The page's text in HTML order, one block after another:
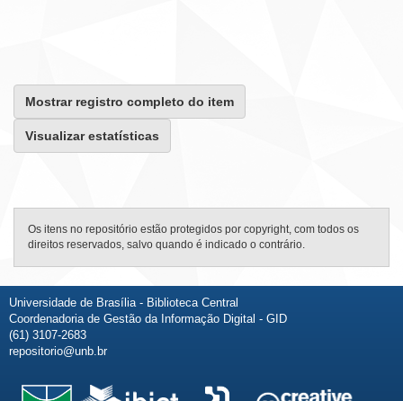
Mostrar registro completo do item
Visualizar estatísticas
Os itens no repositório estão protegidos por copyright, com todos os
direitos reservados, salvo quando é indicado o contrário.
Universidade de Brasília - Biblioteca Central
Coordenadoria de Gestão da Informação Digital - GID
(61) 3107-2683
repositorio@unb.br